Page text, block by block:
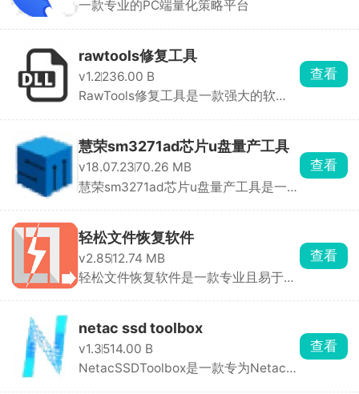
一款专业的PC端量化策略平台
rawtools修复工具
v1.2236.00 B
RawTools修复工具是一款强大的软
查看
慧荣sm3271ad芯片u盘量产工具
v18.07.2370.26 MB
慧荣sm3271ad芯片u盘量产工具是一款
查看
轻松文件恢复软件
v2.8512.74 MB
轻松文件恢复软件是一款专业且易于使
查看
netac ssd toolbox
v1.3514.00 B
NetacSSDToolbox是一款专为Netac固
查看